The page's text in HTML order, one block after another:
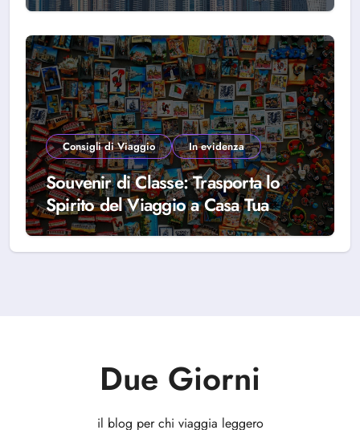
Consigli di Viaggio In evidenza
Souvenir di Classe: Trasporta lo
Spirito del Viaggio a Casa Tua
Due Giorni
il blog per chi viaggia leggero